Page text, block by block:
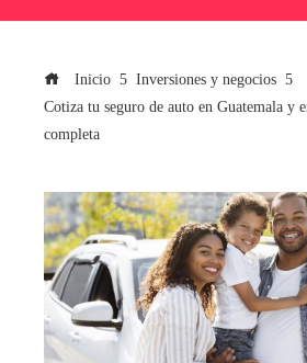
Inicio
Inversiones y negocios
Cotiza tu seguro de auto en Guatemala y
completa